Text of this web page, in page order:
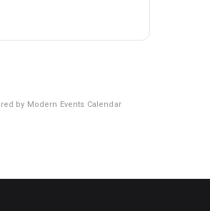
by Modern Events Calendar